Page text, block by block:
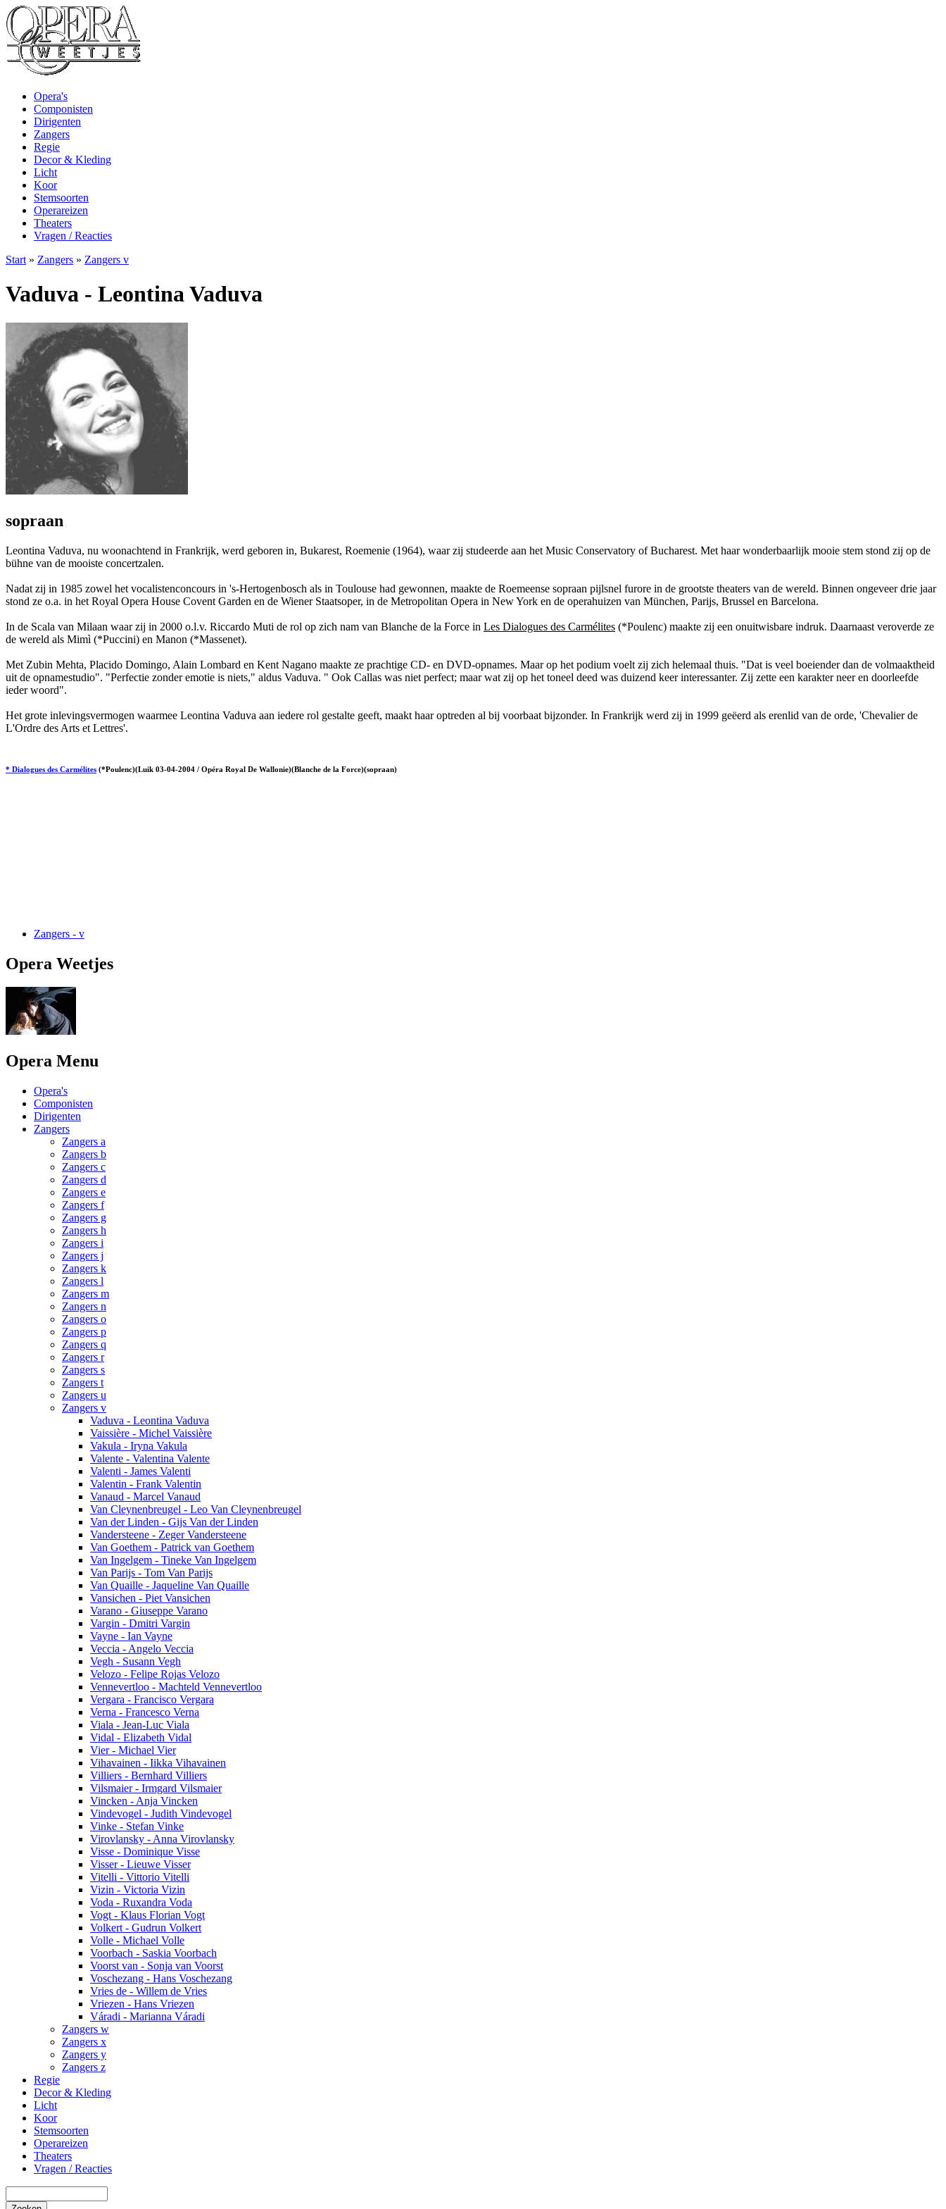
Opera's
Componisten
Dirigenten
Zangers
Regie
Decor & Kleding
Licht
Koor
Stemsoorten
Operareizen
Theaters
Vragen / Reacties
Start » Zangers » Zangers v
Vaduva - Leontina Vaduva
sopraan
Leontina Vaduva, nu woonachtend in Frankrijk, werd geboren in, Bukarest, Roemenie (1964), waar zij studeerde aan het Music Conservatory of Bucharest. Met haar wonderbaarlijk mooie stem stond zij op de
bühne van de mooiste concertzalen.
Nadat zij in 1985 zowel het vocalistenconcours in 's-Hertogenbosch als in Toulouse had gewonnen, maakte de Roemeense sopraan pijlsnel furore in de grootste theaters van de wereld. Binnen ongeveer drie jaar
stond ze o.a. in het Royal Opera House Covent Garden en de Wiener Staatsoper, in de Metropolitan Opera in New York en de operahuizen van München, Parijs, Brussel en Barcelona.
In de Scala van Milaan waar zij in 2000 o.l.v. Riccardo Muti de rol op zich nam van Blanche de la Force in Les Dialogues des Carmélites (*Poulenc) maakte zij een onuitwisbare indruk. Daarnaast veroverde ze
de wereld als Mimì (*Puccini) en Manon (*Massenet).
Met Zubin Mehta, Placido Domingo, Alain Lombard en Kent Nagano maakte ze prachtige CD- en DVD-opnames. Maar op het podium voelt zij zich helemaal thuis. "Dat is veel boeiender dan de volmaaktheid
uit de opnamestudio". "Perfectie zonder emotie is niets," aldus Vaduva. " Ook Callas was niet perfect; maar wat zij op het toneel deed was duizend keer interessanter. Zij zette een karakter neer en doorleefde
ieder woord".
Het grote inlevingsvermogen waarmee Leontina Vaduva aan iedere rol gestalte geeft, maakt haar optreden al bij voorbaat bijzonder. In Frankrijk werd zij in 1999 geëerd als erenlid van de orde, 'Chevalier de
L'Ordre des Arts et Lettres'.
* Dialogues des Carmélites (*Poulenc)(Luik 03-04-2004 / Opéra Royal De Wallonie)(Blanche de la Force)(sopraan)
Zangers - v
Opera Weetjes
Opera Menu
Opera's
Componisten
Dirigenten
Zangers
Zangers a
Zangers b
Zangers c
Zangers d
Zangers e
Zangers f
Zangers g
Zangers h
Zangers i
Zangers j
Zangers k
Zangers l
Zangers m
Zangers n
Zangers o
Zangers p
Zangers q
Zangers r
Zangers s
Zangers t
Zangers u
Zangers v
Vaduva - Leontina Vaduva
Vaissière - Michel Vaissière
Vakula - Iryna Vakula
Valente - Valentina Valente
Valenti - James Valenti
Valentin - Frank Valentin
Vanaud - Marcel Vanaud
Van Cleynenbreugel - Leo Van Cleynenbreugel
Van der Linden - Gijs Van der Linden
Vandersteene - Zeger Vandersteene
Van Goethem - Patrick van Goethem
Van Ingelgem - Tineke Van Ingelgem
Van Parijs - Tom Van Parijs
Van Quaille - Jaqueline Van Quaille
Vansichen - Piet Vansichen
Varano - Giuseppe Varano
Vargin - Dmitri Vargin
Vayne - Ian Vayne
Veccia - Angelo Veccia
Vegh - Susann Vegh
Velozo - Felipe Rojas Velozo
Vennevertloo - Machteld Vennevertloo
Vergara - Francisco Vergara
Verna - Francesco Verna
Viala - Jean-Luc Viala
Vidal - Elizabeth Vidal
Vier - Michael Vier
Vihavainen - Iikka Vihavainen
Villiers - Bernhard Villiers
Vilsmaier - Irmgard Vilsmaier
Vincken - Anja Vincken
Vindevogel - Judith Vindevogel
Vinke - Stefan Vinke
Virovlansky - Anna Virovlansky
Visse - Dominique Visse
Visser - Lieuwe Visser
Vitelli - Vittorio Vitelli
Vizin - Victoria Vizin
Voda - Ruxandra Voda
Vogt - Klaus Florian Vogt
Volkert - Gudrun Volkert
Volle - Michael Volle
Voorbach - Saskia Voorbach
Voorst van - Sonja van Voorst
Voschezang - Hans Voschezang
Vries de - Willem de Vries
Vriezen - Hans Vriezen
Váradi - Marianna Váradi
Zangers w
Zangers x
Zangers y
Zangers z
Regie
Decor & Kleding
Licht
Koor
Stemsoorten
Operareizen
Theaters
Vragen / Reacties